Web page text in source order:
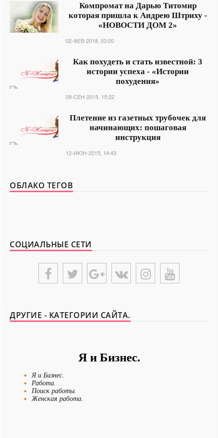
Компромат на Дарью Титомир
которая пришла к Андрею Штриху -
«НОВОСТИ ДОМ 2»
02-ФЕВ-2018, 03:00
Как похудеть и стать известной: 3
истории успеха - «Истории
похудения»
09-СЕН-2015, 15:22
Плетение из газетных трубочек для
начинающих: пошаговая
инструкция
12-ИЮН-2015, 14:43
ОБЛАКО ТЕГОВ
СОЦИАЛЬНЫЕ СЕТИ
ДРУГИЕ - КАТЕГОРИИ САЙТА.
Я и Бизнес.
Я и Бизнес.
Работа.
Поиск работы.
Женская работа.